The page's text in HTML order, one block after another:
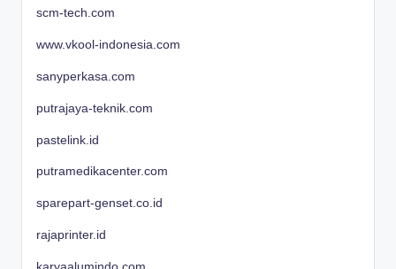
scm-tech.com
www.vkool-indonesia.com
sanyperkasa.com
putrajaya-teknik.com
pastelink.id
putramedikacenter.com
sparepart-genset.co.id
rajaprinter.id